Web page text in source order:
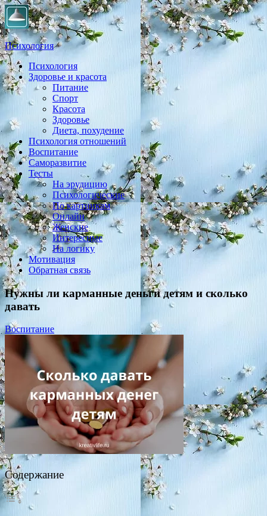
Психология
Практическая психология, личностный рост, экология,
здоровье, воспитание,
Психология
Здоровье и красота
Питание
Спорт
Красота
Здоровье
Диета, похудение
Психология отношений
Воспитание
Саморазвитие
Тесты
На эрудицию
Психологические
По картинкам
Онлайн
Женские
Интересные
На логику
Мотивация
Обратная связь
Нужны ли карманные деньги детям и сколько
давать
Воспитание
Содержание